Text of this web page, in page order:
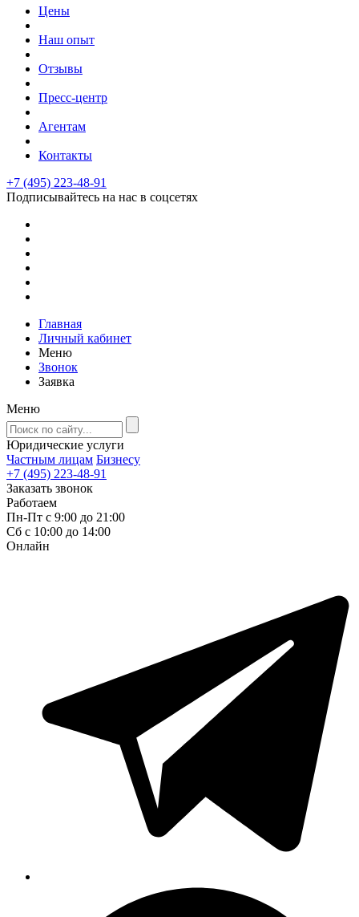
Цены
Наш опыт
Отзывы
Пресс-центр
Агентам
Контакты
+7 (495) 223-48-91
Подписывайтесь на нас в соцсетях
Главная
Личный кабинет
Меню
Звонок
Заявка
Меню
Юридические услуги
Частным лицам Бизнесу
+7 (495) 223-48-91
Заказать звонок
Работаем
Пн-Пт с 9:00 до 21:00
Сб с 10:00 до 14:00
Онлайн